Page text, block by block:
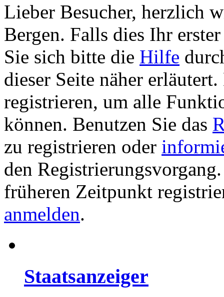
Lieber Besucher, herzlich
Bergen. Falls dies Ihr
Sie sich bitte die Hilfe
dieser Seite näher
registrieren, um alle
können. Benutzen Sie das
zu registrieren oder
den
früheren Zeitpunkt
anmelden.
Staatsanzeiger